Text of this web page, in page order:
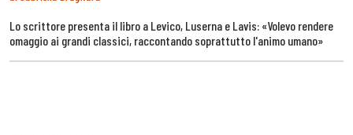
Lo scrittore presenta il libro a Levico, Luserna e Lavis: «Volevo rendere
omaggio ai grandi classici, raccontando soprattutto l'animo umano»